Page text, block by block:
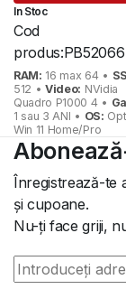
a
fost:
2.379 lei.
este:
2.019 lei.
In Stoc
Cod
produs:PB52066
RAM: 16 max 64 •
512 •Video: NVidia
Quadro P1000 4 •
1 sau 3 ANI • OS: Opt
Win 11 Home/Pro
Înregistrează-te
și cupoane.
Nu-ți face griji,